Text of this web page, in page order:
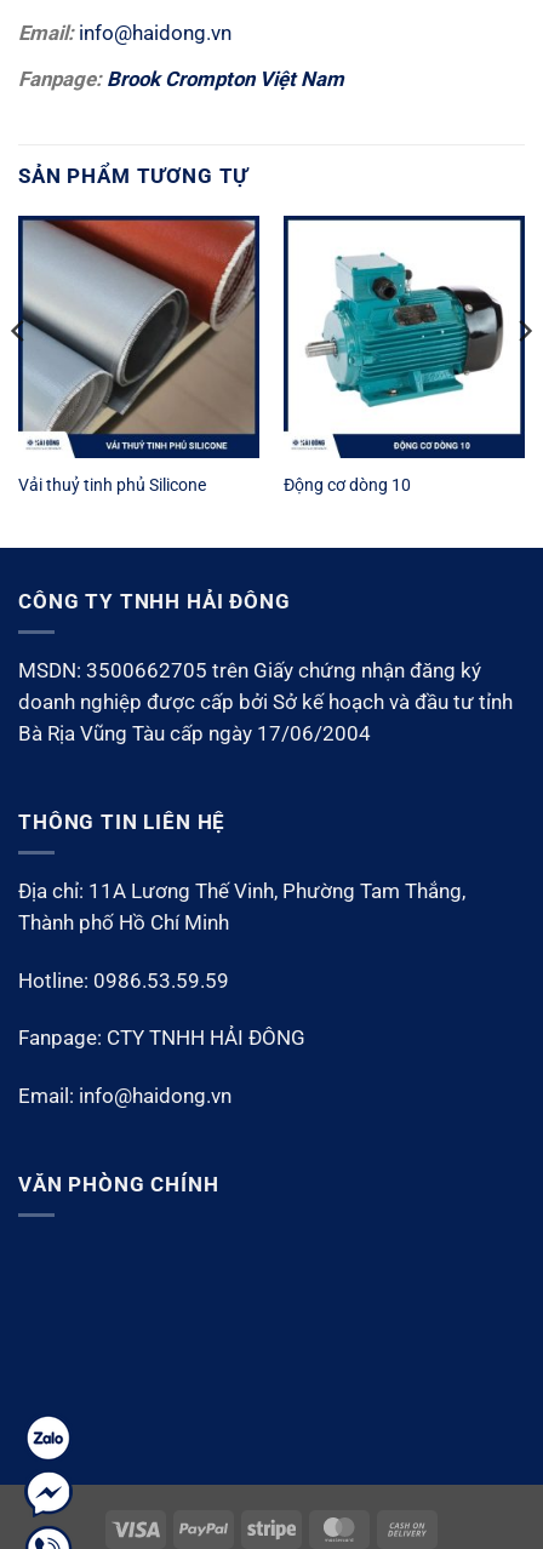
Email: info@haidong.vn
Fanpage: Brook Crompton Việt Nam
SẢN PHẨM TƯƠNG TỰ
Vải thuỷ tinh phủ Silicone Động cơ dòng 10
CÔNG TY TNHH HẢI ĐÔNG
MSDN: 3500662705 trên Giấy chứng nhận đăng ký
doanh nghiệp được cấp bởi Sở kế hoạch và đầu tư tỉnh
Bà Rịa Vũng Tàu cấp ngày 17/06/2004
THÔNG TIN LIÊN HỆ
Địa chỉ: 11A Lương Thế Vinh, Phường Tam Thắng,
Thành phố Hồ Chí Minh
Hotline: 0986.53.59.59
Fanpage: CTY TNHH HẢI ĐÔNG
Email: info@haidong.vn
VĂN PHÒNG CHÍNH
Visa PayPal Stripe MasterCard